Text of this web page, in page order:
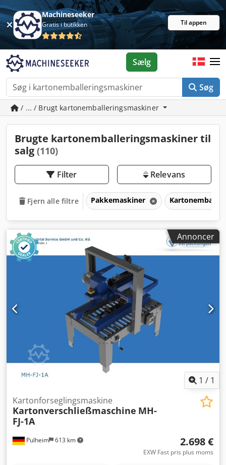
Machineseeker
Gratis i butikken Til appen
Søg
Sælg
/ ... / Brugt kartonemballeringsmaskiner
Brugte kartonemballeringsmaskiner til
salg (110)
Filter Relevans
Fjern alle filtre Pakkemaskiner
Annoncer
1 / 1
Pulheim 613 km
Kartonforseglingsmaskine
Kartonverschließmaschine MH-
FJ-1A
2.698 €
EXW Fast pris plus moms